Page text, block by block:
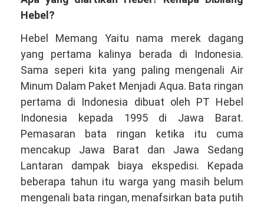
Hebel?
Hebel Memang Yaitu nama merek dagang
yang pertama kalinya berada di Indonesia.
Sama seperi kita yang paling mengenali Air
Minum Dalam Paket Menjadi Aqua. Bata ringan
pertama di Indonesia dibuat oleh PT Hebel
Indonesia kepada 1995 di Jawa Barat.
Pemasaran bata ringan ketika itu cuma
mencakup Jawa Barat dan Jawa Sedang
Lantaran dampak biaya ekspedisi. Kepada
beberapa tahun itu warga yang masih belum
mengenali bata ringan, menafsirkan bata putih